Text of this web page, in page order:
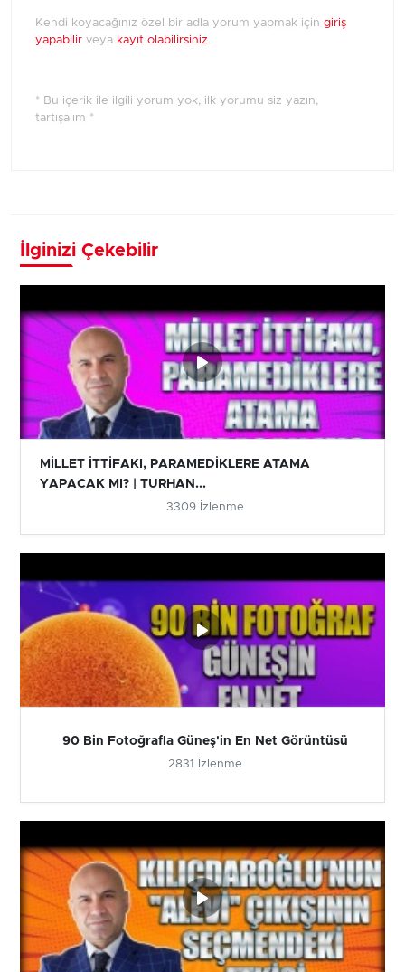
Kendi koyacağınız özel bir adla yorum yapmak için giriş
yapabilir veya kayıt olabilirsiniz.
* Bu içerik ile ilgili yorum yok, ilk yorumu siz yazın,
tartışalım *
İlginizi Çekebilir
MİLLET İTTİFAKI, PARAMEDİKLERE ATAMA
YAPACAK MI? | TURHAN...
3309 İzlenme
90 Bin Fotoğrafla Güneş'in En Net Görüntüsü
2831 İzlenme